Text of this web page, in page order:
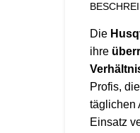
Die
ihre
Profis,
täglichen
Einsatz